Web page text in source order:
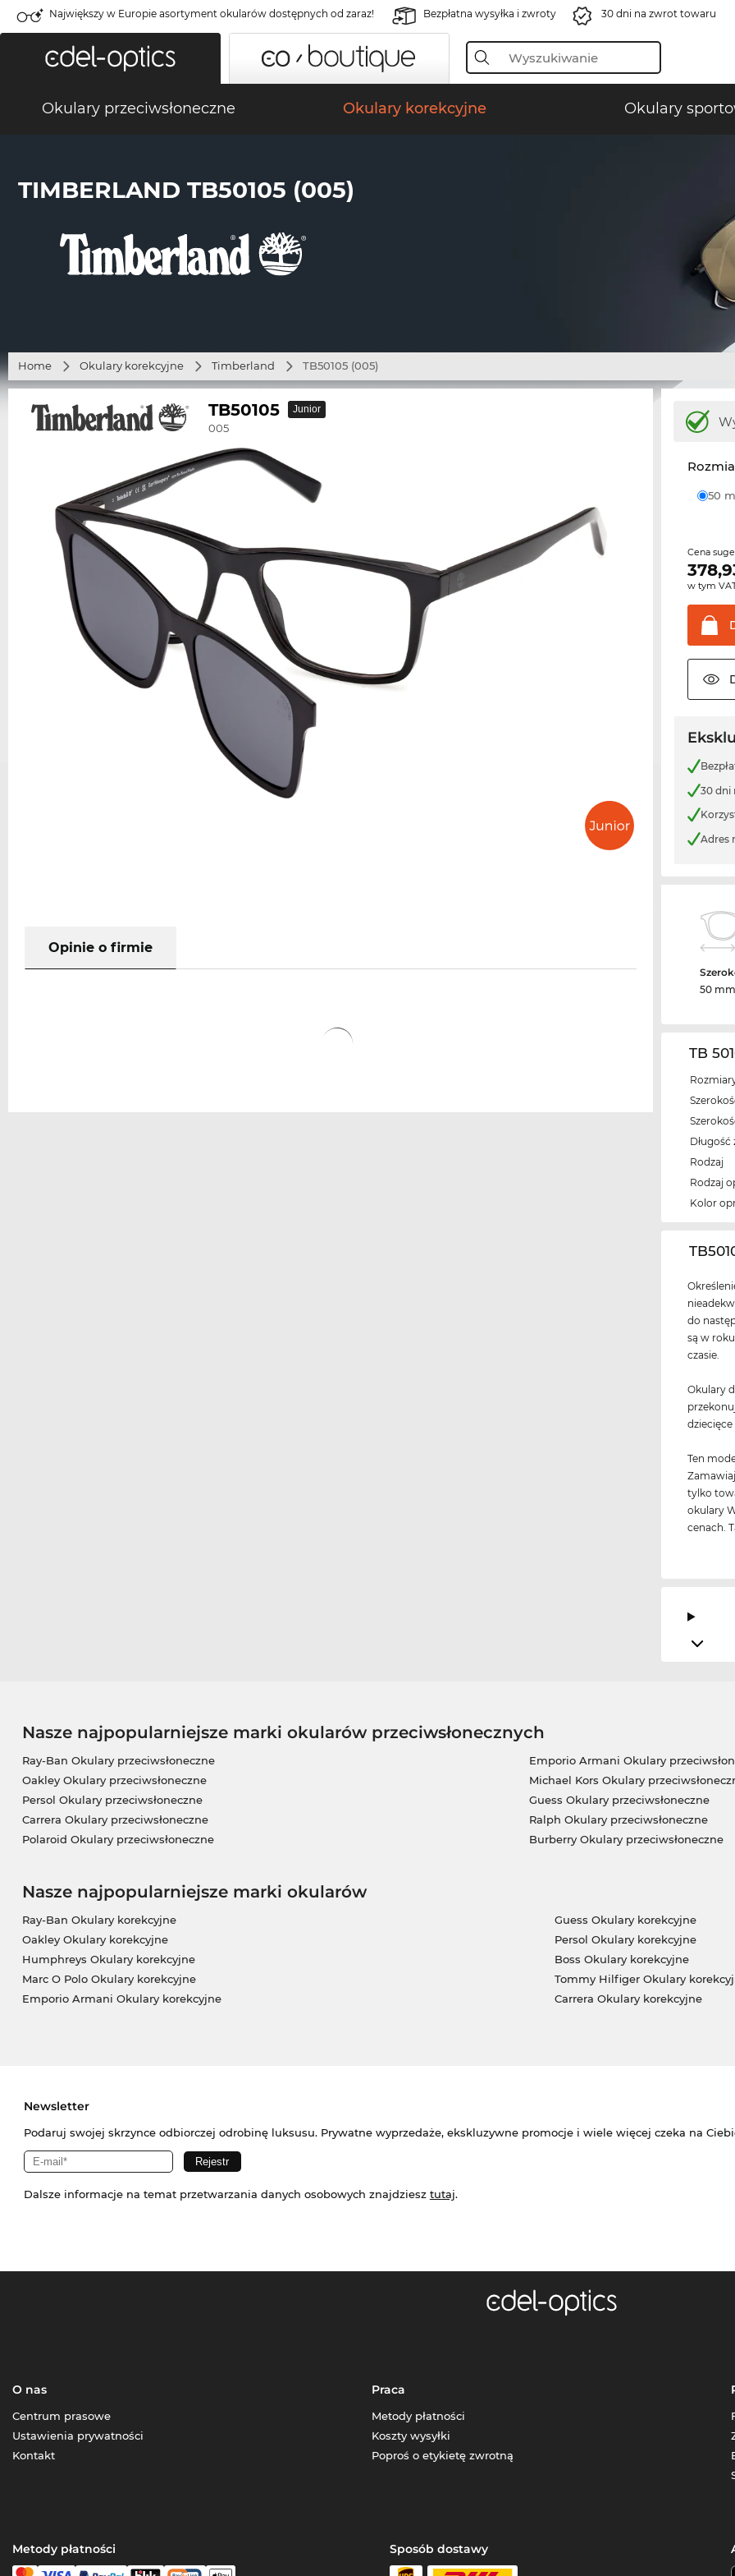
Największy w Europie asortyment okularów dostępnych od zaraz! Bezpłatna wysyłka i zwroty 30 dni na zwrot towaru
Okulary przeciwsłoneczne Okulary korekcyjne Okulary
TIMBERLAND TB50105 (005)
Home Okulary korekcyjne Timberland TB50105 (005)
TB50105
005
Junior
Opinie o firmie
50
Cena
w tym
30 dni
Adres
50 mm
TB
Długość
Rodzaj
Rodzaj
Kolor
do
są w
czasie.
Okulary
Ten
tylko
okulary
cenach.
Nasze najpopularniejsze marki okularów przeciwsłonecznych
Ray-Ban Okulary przeciwsłoneczne
Oakley Okulary przeciwsłoneczne
Persol Okulary przeciwsłoneczne
Carrera Okulary przeciwsłoneczne
Polaroid Okulary przeciwsłoneczne
Emporio Armani Okulary
Michael Kors Okulary
Guess Okulary przeciwsłoneczne
Ralph Okulary przeciwsłoneczne
Burberry Okulary przeciwsłoneczne
Nasze najpopularniejsze marki okularów
Ray-Ban Okulary korekcyjne
Oakley Okulary korekcyjne
Humphreys Okulary korekcyjne
Marc O Polo Okulary korekcyjne
Emporio Armani Okulary korekcyjne
Guess Okulary korekcyjne
Persol Okulary korekcyjne
Boss Okulary korekcyjne
Tommy Hilfiger Okulary
Carrera Okulary korekcyjne
Newsletter
Podaruj swojej skrzynce odbiorczej odrobinę luksusu. Prywatne wyprzedaże, ekskluzywne promocje i wiele więcej czeka na
Dalsze informacje na temat przetwarzania danych osobowych znajdziesz tutaj.
O nas
Centrum prasowe
Ustawienia prywatności
Kontakt
Praca
Metody płatności
Koszty wysyłki
Poproś o etykietę zwrotną
Metody płatności Sposób dostawy